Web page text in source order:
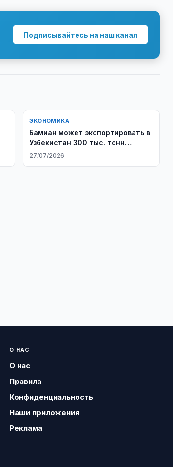
Подписывайтесь на наш канал
ЭКОНОМИКА
Бамиан может экспортировать в
Узбекистан 300 тыс. тонн
картофеля
27/07/2026
О НАС
О нас
Правила
Конфиденциальность
Наши приложения
Реклама